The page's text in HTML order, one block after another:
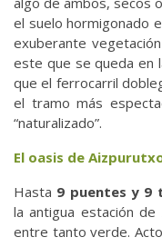
el suelo hormigonado
exuberante
este que se queda en
que el ferrocarril
el tramo más
“naturalizado”.
El oasis de
Hasta 9 puentes y 9
la antigua estación de
entre tanto verde.